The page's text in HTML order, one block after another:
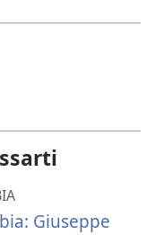
Giuseppe